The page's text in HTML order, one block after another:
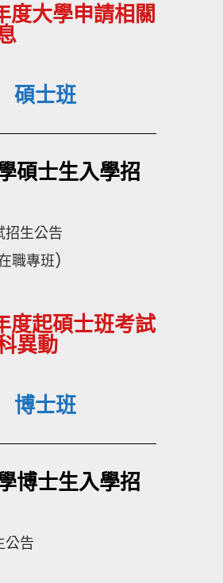
度大學申請相關
碩士班
碩士生入學招
招生公告
職專班)
度起碩士班考試
異動
博士班
博士生入學招
公告